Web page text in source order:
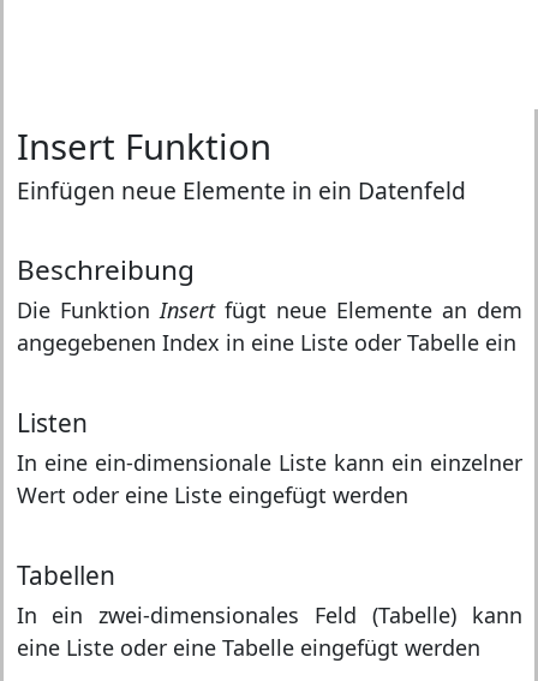
Insert Funktion
Einfügen neue Elemente in ein Datenfeld
Beschreibung
Die FunktionInsertfügt neue Elemente an dem
angegebenen Index in eine Liste oder Tabelle ein
Listen
In eine ein-dimensionale Liste kann ein einzelner
Wert oder eine Liste eingefügt werden
Tabellen
In ein zwei-dimensionales Feld (Tabelle) kann
eine Liste oder eine Tabelle eingefügt werden